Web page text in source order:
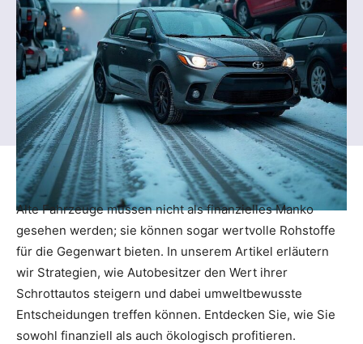
Alte Fahrzeuge müssen nicht als finanzielles Manko
gesehen werden; sie können sogar wertvolle Rohstoffe
für die Gegenwart bieten. In unserem Artikel erläutern
wir Strategien, wie Autobesitzer den Wert ihrer
Schrottautos steigern und dabei umweltbewusste
Entscheidungen treffen können. Entdecken Sie, wie Sie
sowohl finanziell als auch ökologisch profitieren.